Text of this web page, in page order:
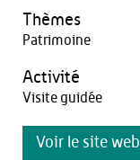
Thèmes
Patrimoine
Activité
Visite guidée
Voir le site web